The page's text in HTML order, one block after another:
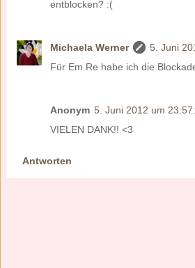
entblocken? :(
Michaela Werner
5. Juni
Für Em Re habe ich die
Anonym 5. Juni 2012 um
VIELEN DANK!! <3
Antworten